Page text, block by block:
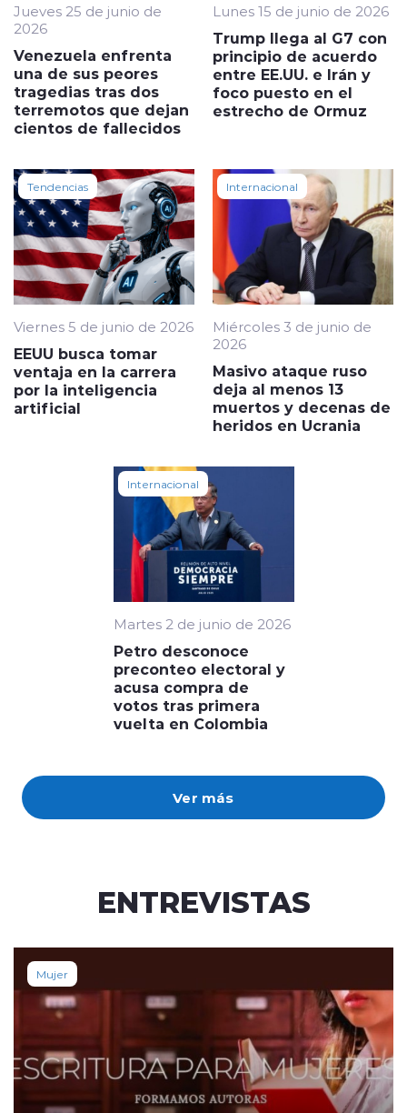
Ver más
Jueves 25 de junio de
2026
Venezuela enfrenta
una de sus peores
tragedias tras dos
terremotos que dejan
cientos de fallecidos
Lunes 15 de junio de 2026
Trump llega al G7 con
principio de acuerdo
entre EE.UU. e Irán y
foco puesto en el
estrecho de Ormuz
Tendencias
Viernes 5 de junio de 2026
EEUU busca tomar
ventaja en la carrera
por la inteligencia
artificial
Internacional
Miércoles 3 de junio de
2026
Masivo ataque ruso
deja al menos 13
muertos y decenas de
heridos en Ucrania
Internacional
Martes 2 de junio de 2026
Petro desconoce
preconteo electoral y
acusa compra de
votos tras primera
vuelta en Colombia
ENTREVISTAS
Mujer